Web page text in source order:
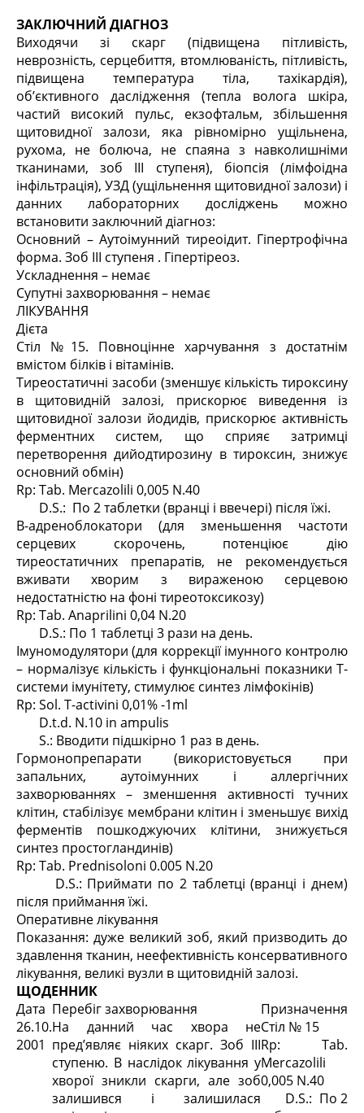
ЗАКЛЮЧНИЙ ДІАГНОЗ
Виходячи зі скарг (підвищена пітливість,
неврозність, серцебиття, втомлюваність, пітливість,
підвищена температура тіла, тахікардія),
об’єктивного даслідження (тепла волога шкіра,
частий високий пульс, екзофтальм, збільшення
щитовидної залози, яка рівномірно ущільнена,
рухома, не болюча, не спаяна з навколишніми
тканинами, зоб III ступеня), біопсія (лімфоідна
інфільтрація), УЗД (ущільнення щитовидної залози) і
данних лабораторних досліджень можно
встановити заключний діагноз:
Основний – Аутоімунний тиреоідит. Гіпертрофічна
форма. Зоб III ступеня . Гіпертіреоз.
Ускладнення – немає
Супутні захворювання – немає
ЛІКУВАННЯ
Дієта
Стіл №15. Повноцінне харчування з достатнім
вмістом білків і вітамінів.
Тиреостатичні засоби (зменшує кількість тироксину
в щитовидній залозі, прискорює виведення із
щитовидної залози йодидів, прискорює активність
ферментних систем, що сприяє затримці
перетворення дийодтирозину в тироксин, знижує
основний обмін)
Rp: Tab. Mercazolili 0,005 N.40
D.S.: По 2 таблетки (вранці і ввечері) після їжі.
B-адреноблокатори (для зменьшення частоти
серцевих скорочень, потенціює дію
тиреостатичних препаратів, не рекомендується
вживати хворим з вираженою серцевою
недостатністю на фоні тиреотоксикозу)
Rp: Tab. Anaprilini 0,04 N.20
D.S.: По 1 таблетці 3 рази на день.
Імуномодулятори (для коррекції імунного контролю
– нормалізує кількість і функціональні показники Т-
системи імунітету, стимулює синтез лімфокінів)
Rp: Sol. T-activini 0,01% -1ml
D.t.d. N.10 in ampulis
S.: Вводити підшкірно 1 раз в день.
Гормонопрепарати (використовується при
запальних, аутоімунних і аллергічних
захворюваннях – зменшення активності тучних
клітин, стабілізує мембрани клітин і зменьшує вихід
ферментів пошкоджуючих клітини, знижується
синтез простогландинів)
Rp: Tab. Prednisoloni 0.005 N.20
D.S.: Приймати по 2 таблетці (вранці і днем)
після приймання їжі.
Оперативне лікування
Показання: дуже великий зоб, який призводить до
здавлення тканин, неефективність консервативного
лікування, великі вузли в щитовидній залозі.
ЩОДЕННИК
Дата Перебіг захворювання
Призначення
26.10.
2001
На данний час хвора не
пред’являє ніяких скарг. Зоб III
ступеню. В наслідок лікування у
хворої зникли скарги, але зоб
залишився і залишилася
Стіл № 15
Rp: Tab.
Mercazolili
0,005 N.40
D.S.: По 2